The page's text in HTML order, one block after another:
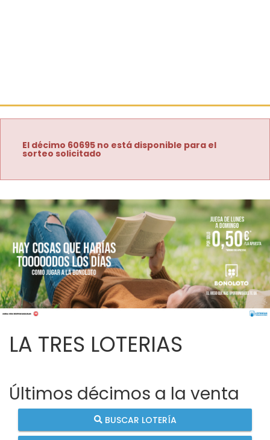
El décimo 60695 no está disponible para el
sorteo solicitado
LA TRES LOTERIAS
Últimos décimos a la venta
BUSCAR LOTERÍA